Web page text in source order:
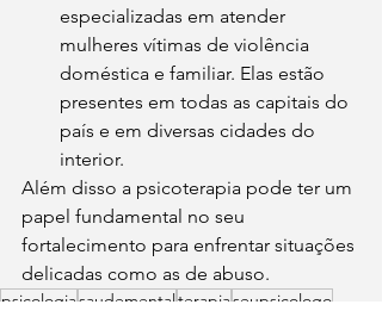
especializadas em atender
mulheres vítimas de violência
doméstica e familiar. Elas estão
presentes em todas as capitais do
país e em diversas cidades do
interior.
Além disso a psicoterapia pode ter um
papel fundamental no seu
fortalecimento para enfrentar situações
delicadas como as de abuso.
psicologiasaudementalterapiaseupsicologo